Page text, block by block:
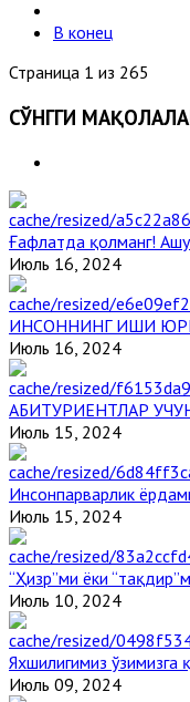
В конец
Страница 1 из 265
СЎНГГИ
Ғафлатда қолманг!
Июль 16, 2024
ИНСОННИНГ ИШИ
Июль 16, 2024
АБИТУРИЕНТЛАР
Июль 15, 2024
Инсонпарварлик
Июль 15, 2024
“Ҳизр”ми ёки
Июль 10, 2024
Яхшилигимиз ўзимизга
Июль 09, 2024